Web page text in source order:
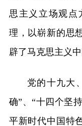
思主义立场观点
理，以崭新的思
辟了马克思主义
党的十九大
确”、“十四个坚
平新时代中国特